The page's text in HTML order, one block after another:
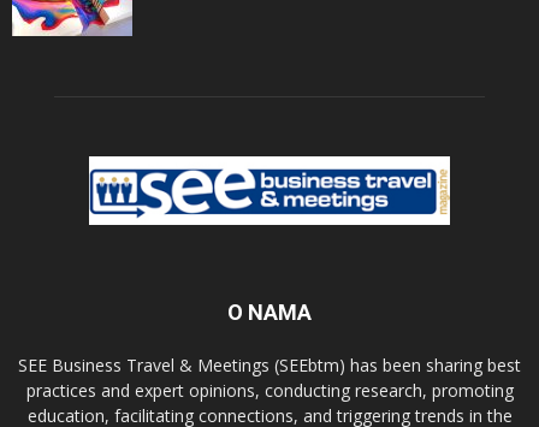
O NAMA
SEE Business Travel & Meetings (SEEbtm) has been sharing best
practices and expert opinions, conducting research, promoting
education, facilitating connections, and triggering trends in the